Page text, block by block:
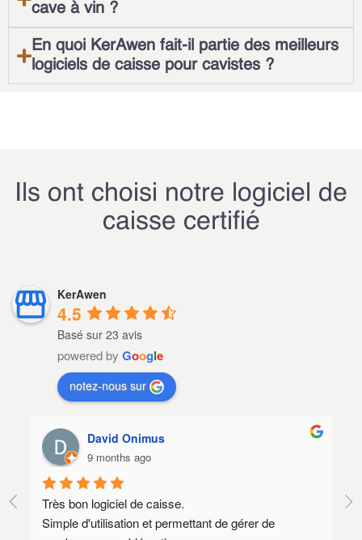
cave à vin ?
En quoi KerAwen fait-il partie des meilleurs
logiciels de caisse pour cavistes ?
Ils ont choisi notre logiciel de
caisse certifié
KerAwen
4.5
Basé sur 23 avis
powered by Google
notez-nous sur
David Onimus
9 months ago
Très bon logiciel de caisse.
Simple d'utilisation et permettant de gérer de